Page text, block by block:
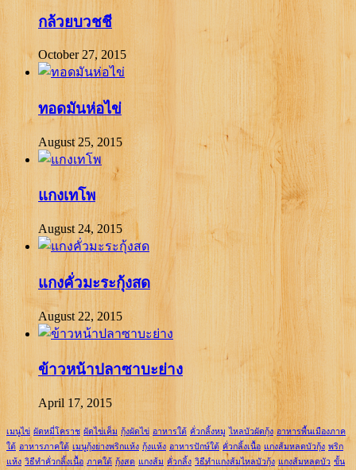
กล้วยบวชชี
October 27, 2015
ทอดมันห่อไข่
August 25, 2015
แกงเทโพ
August 24, 2015
แกงคั่วมะระกุ้งสด
August 22, 2015
ข้าวหน้าปลาซาบะย่าง
April 17, 2015
เมนูไข่ ผัดหมี่โคราช ผัดไข่เค็ม กุ้งผัดไข่ อาหารใต้ คั่วกลิ้งหมู ไหลบัวผัดกุ้ง อาหารพื้นเมืองภาค
ใต้ อาหารภาคใต้ เมนูกุ้งย่างพริกแห้ง กุ้งแห้ง อาหารปักษ์ใต้ คั่วกลิ้งเนื้อ แกงส้มหลดบัวกุ้ง พริก
แห้ง วิธีทำคั่วกลิ้งเนื้อ ภาคใต้ กุ้งสด แกงส้ม คั่วกลิ้ง วิธีทำแกงส้มไหลบัวกุ้ง แกงส้มหลดบัว ขั้น